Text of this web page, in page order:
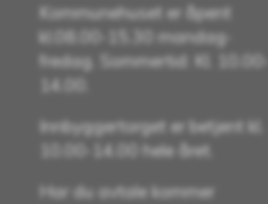
Kommunehuset er åpent
kl.08.00-15.30 mandag-
fredag. Sommertid: Kl. 10.00-
14.00.
Innbyggertorget er betjent kl.
10.00-14.00 hele året.
Har du avtale kommer